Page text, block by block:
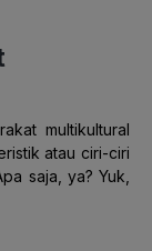
multikultural
atau ciri-ciri
saja, ya? Yuk,